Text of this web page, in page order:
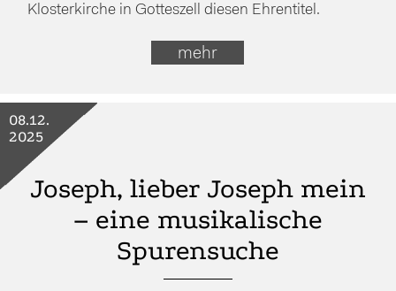
Klosterkirche in Gotteszell diesen Ehrentitel.
mehr
Joseph, lieber Joseph mein
– eine musikalische
Spurensuche
08.12.
2025